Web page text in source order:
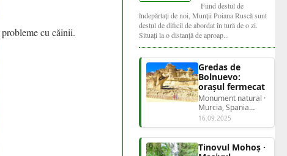
cu căinii.
Fiind destul de
îndepărtați de noi, Munții Poiana Ruscă sunt
destul de dificil de abordat în tură de o zi.
Situați la o distanță de aproap...
Gredas de
Bolnuevo:
orașul fermecat
Monument natural ·
Murcia, Spania
Gredas de
BolnuevoOrașul
Fermecat de lân...
16.09.2025
Tinovul Mohoș ·